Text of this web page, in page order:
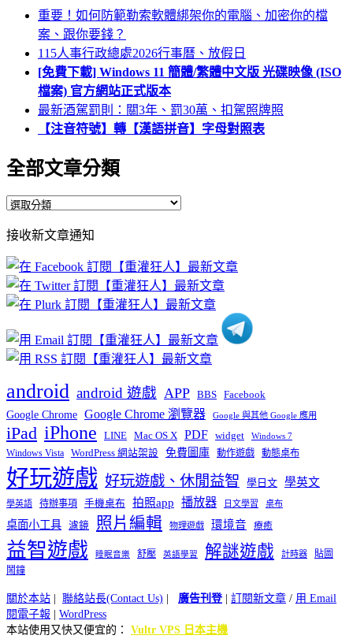
重要！如何防範勒索軟體綁架你的電腦、加密你的檔
案、跟你要錢？
115人事行政總處2026行事曆、放假日
[免費下載] Windows 11 簡體/繁體中文版 光碟映像 (ISO
檔案) 官方網站正式版本
最新酒駕罰則：關3年、罰30萬、扣駕照牌照
【注音符號】轉【漢語拼音】字母對照表
全部文章分類
全
文
章
分
類
接收新文章通知
android android 遊戲 APP BBS Facebook
Google Chrome Google Chrome 瀏覽器 Google 與其他 Google 應用
iPad iPhone LINE Mac OS X PDF widget Windows 7
Windows Vista WordPress 網站架設 免費圖庫 動作遊戲 動態桌布
好玩遊戲 好玩遊戲、休閒益智 學日文 學英文
學英語 待辦事項 手機桌布 拍照app 播放器 日文學習 桌布
桌面小工具 濾鏡 照片編輯 物理遊戲 環境音 療癒
益智遊戲 睡眠音樂 舒壓 英語學習 解謎遊戲 計時器
貼圖
鬧鐘
關於本站 聯絡站長(Contact Us) 廣告刊登| 訂閱新文章 / 用 Email
閱電子報
WordPress
本站使用又快又便宜的： Vultr VPS 日本主機